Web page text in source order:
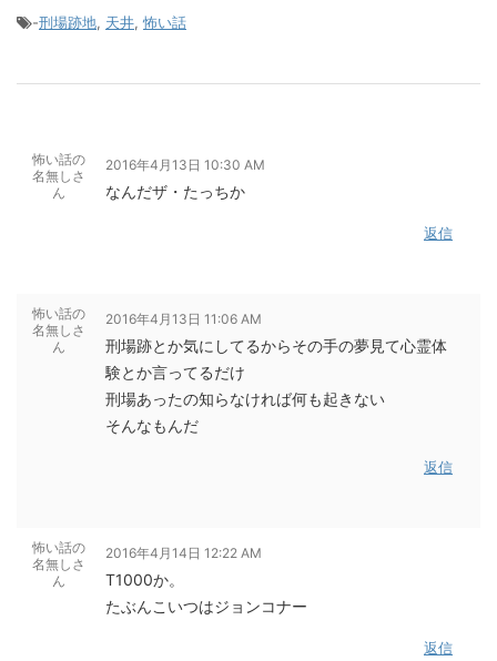
-刑場跡地, 天井,怖い話
怖い話の
名無しさ
ん
2016年4月13日 10:30 AM
なんだザ・たっちか
返信
怖い話の
名無しさ
ん
2016年4月13日 11:06 AM
刑場跡とか気にしてるからその手の夢見て心霊体
験とか言ってるだけ
刑場あったの知らなければ何も起きない
そんなもんだ
返信
怖い話の
名無しさ
ん
2016年4月14日 12:22 AM
T1000か。
たぶんこいつはジョンコナー
返信